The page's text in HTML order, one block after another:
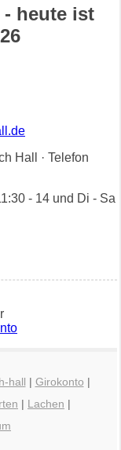
heute ist
Hall · Telefon
- 14 und Di - Sa
hall | Girokonto |
| Lachen |